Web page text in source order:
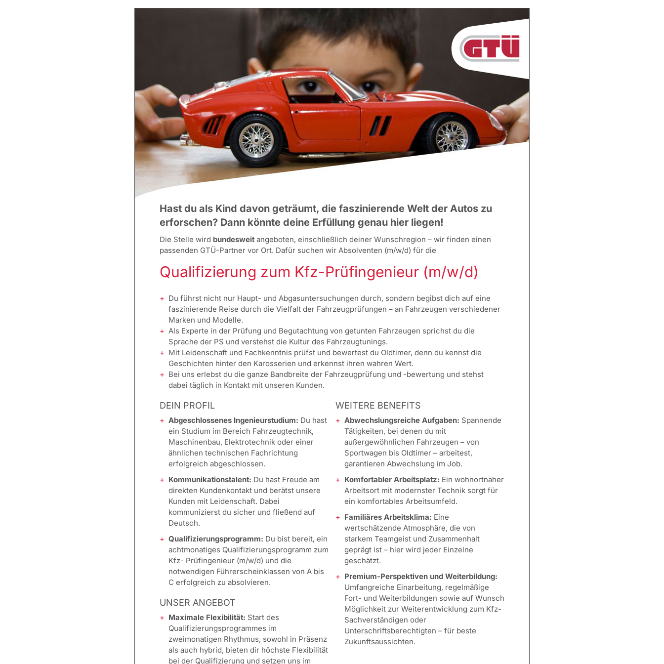
Hast du als Kind davon geträumt, die faszinierende Welt der Autos zu
erforschen? Dann könnte deine Erfüllung genau hier liegen!
Die Stelle wird bundesweit angeboten, einschließlich deiner Wunschregion – wir finden einen
passenden GTÜ-Partner vor Ort. Dafür suchen wir Absolventen (m/w/d) für die
Qualifizierung zum Kfz-Prüfingenieur (m/w/d)
Du führst nicht nur Haupt- und Abgasuntersuchungen durch, sondern begibst dich auf eine
faszinierende Reise durch die Vielfalt der Fahrzeugprüfungen – an Fahrzeugen verschiedener
Marken und Modelle.
Als Experte in der Prüfung und Begutachtung von getunten Fahrzeugen sprichst du die
Sprache der PS und verstehst die Kultur des Fahrzeugtunings.
Mit Leidenschaft und Fachkenntnis prüfst und bewertest du Oldtimer, denn du kennst die
Geschichten hinter den Karosserien und erkennst ihren wahren Wert.
Bei uns erlebst du die ganze Bandbreite der Fahrzeugprüfung und -bewertung und stehst
dabei täglich in Kontakt mit unseren Kunden.
DEIN PROFIL
Abgeschlossenes Ingenieurstudium: Du hast
ein Studium im Bereich Fahrzeugtechnik,
Maschinenbau, Elektrotechnik oder einer
ähnlichen technischen Fachrichtung
erfolgreich abgeschlossen.
Kommunikationstalent: Du hast Freude am
direkten Kundenkontakt und berätst unsere
Kunden mit Leidenschaft. Dabei
kommunizierst du sicher und fließend auf
Deutsch.
Qualifizierungsprogramm: Du bist bereit, ein
achtmonatiges Qualifizierungsprogramm zum
Kfz- Prüfingenieur (m/w/d) und die
notwendigen Führerscheinklassen von A bis
C erfolgreich zu absolvieren.
UNSER ANGEBOT
Maximale Flexibilität: Start des
Qualifizierungsprogrammes im
zweimonatigen Rhythmus, sowohl in Präsenz
als auch hybrid, bieten dir höchste Flexibilität
bei der Qualifizierung und setzen uns im
WEITERE BENEFITS
Abwechslungsreiche Aufgaben: Spannende
Tätigkeiten, bei denen du mit
außergewöhnlichen Fahrzeugen – von
Sportwagen bis Oldtimer – arbeitest,
garantieren Abwechslung im Job.
Komfortabler Arbeitsplatz: Ein wohnortnaher
Arbeitsort mit modernster Technik sorgt für
ein komfortables Arbeitsumfeld.
Familiäres Arbeitsklima: Eine
wertschätzende Atmosphäre, die von
starkem Teamgeist und Zusammenhalt
geprägt ist – hier wird jeder Einzelne
geschätzt.
Premium-Perspektiven und Weiterbildung:
Umfangreiche Einarbeitung, regelmäßige
Fort- und Weiterbildungen sowie auf Wunsch
Möglichkeit zur Weiterentwicklung zum Kfz-
Sachverständigen oder
Unterschriftsberechtigten – für beste
Zukunftsaussichten.